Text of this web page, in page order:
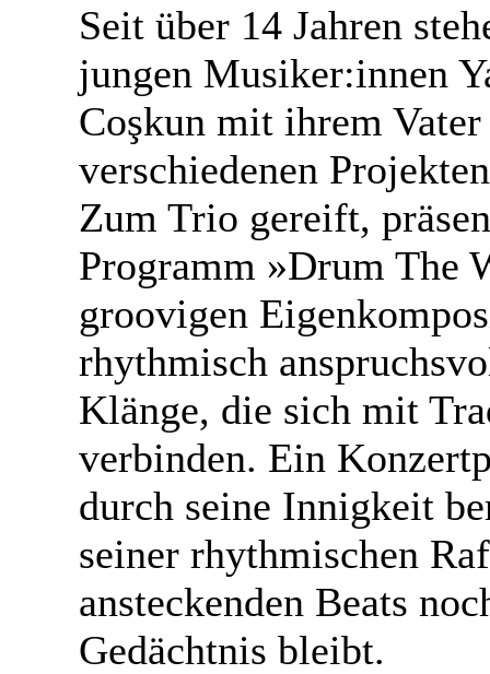
Seit über 14 Jahren
jungen Musiker:innen
Coşkun mit ihrem
verschiedenen
Zum Trio gereift,
Programm »Drum The
groovigen
rhythmisch
Klänge, die sich mit
verbinden. Ein
durch seine Innigkeit
seiner rhythmischen
ansteckenden Beats
Gedächtnis bleibt.